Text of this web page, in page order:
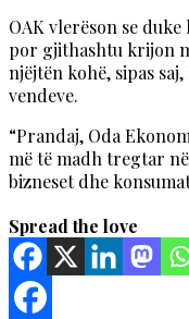
OAK vlerëson se
por gjithashtu krijon
njëjtën kohë, sipas
vendeve.
“Prandaj, Oda
më të madh tregtar
bizneset dhe
Spread the love